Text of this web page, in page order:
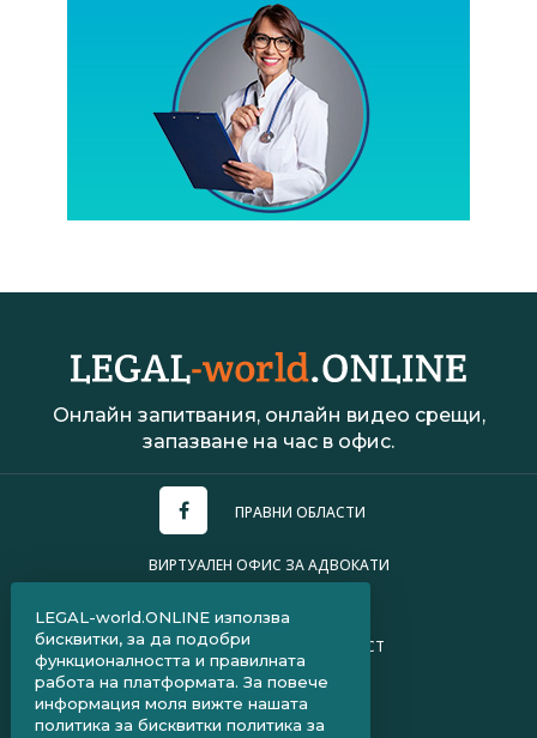
Онлайн запитвания, онлайн видео срещи,
запазване на час в офис.
ПРАВНИ ОБЛАСТИ
ВИРТУАЛЕН ОФИС ЗА АДВОКАТИ
ПОЛИТИКА ЗА ПОВЕРИТЕЛНОСТ
ЧЗВ ЗА КЛИЕНТИ
ЧЗВ ЗА АДВОКАТИ
LEGAL-world.ONLINE използва
бисквитки, за да подобри
функционалността и правилната
работа на платформата. За повече
информация моля вижте нашата
политика за бисквитки политика за